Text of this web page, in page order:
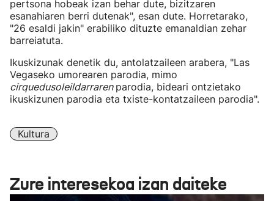
pertsona hobeak izan behar dute, bizitzaren
esanahiaren berri dutenak", esan dute. Horretarako,
"26 esaldi jakin" erabiliko dituzte emanaldian zehar
barreiatuta.
Ikuskizunak denetik du, antolatzaileen arabera, "Las
Vegaseko umorearen parodia, mimo
cirquedusoleildarraren parodia, bideari ontzietako
ikuskizunen parodia eta txiste-kontatzaileen parodia".
Kultura
Zure interesekoa izan daiteke